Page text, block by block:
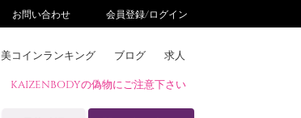
お問い合わせ 会員登録/ログイン
美コインランキング ブログ 求人
KAIZENBODYの偽物にご注意下さい